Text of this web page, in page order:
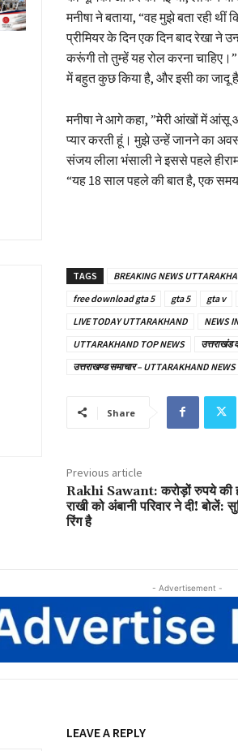
मनीषा ने बताया, “वह मुझे बता रही
प्रीमियर के दिन एक दिन बाद रेखा ने
करूंगी तो तुम्हें यह रोल करना
में बहुत कुछ किया है, और इसी का जादू
मनीषा ने आगे कहा, ”मेरी आंखों में आंसू
प्यार करती हूं। मुझे उन्हें जानने का
संजय लीला भंसाली ने इससे पहले
“यह 18 साल पहले की बात है, एक समय
TAGS BREAKING NEWS
free download gta 5
gta 5 gta v
LIVE TODAY UTTARAKHAND
NEWS
UTTARAKHAND TOP NEWS
उत्तराखंड
उत्तराखण्ड समाचार – UTTARAKHAND NEWS
Share
Previous article
Rakhi Sawant: करोड़ों रुपये की
राखी को अंबानी परिवार ने दी! बोलें:
रिंग है
- Advertisement -
LEAVE A REPLY